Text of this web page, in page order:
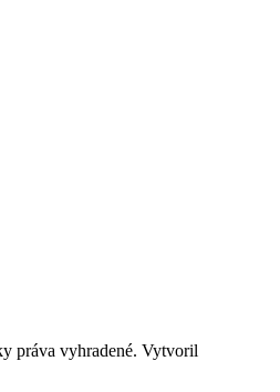
práva vyhradené. Vytvoril